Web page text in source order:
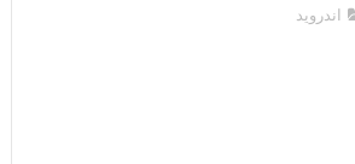
اندرويد